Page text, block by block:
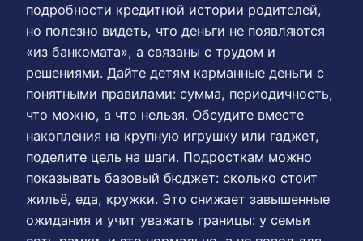
подробности кредитной истории родителей,
но полезно видеть, что деньги не появляются
«из банкомата», а связаны с трудом и
решениями. Дайте детям карманные деньги с
понятными правилами: сумма, периодичность,
что можно, а что нельзя. Обсудите вместе
накопления на крупную игрушку или гаджет,
поделите цель на шаги. Подросткам можно
показывать базовый бюджет: сколько стоит
жильё, еда, кружки. Это снижает завышенные
ожидания и учит уважать границы: у семьи